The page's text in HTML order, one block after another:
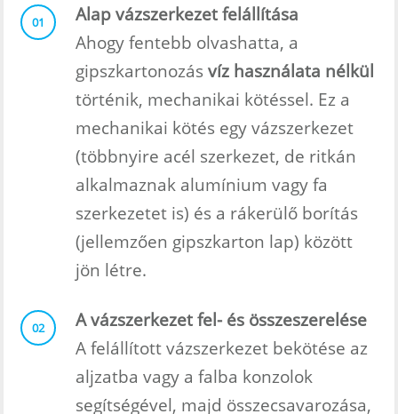
01
Alap vázszerkezet felállítása
Ahogy fentebb olvashatta, a
gipszkartonozás víz használata nélkül
történik, mechanikai kötéssel. Ez a
mechanikai kötés egy vázszerkezet
(többnyire acél szerkezet, de ritkán
alkalmaznak alumínium vagy fa
szerkezetet is) és a rákerülő borítás
(jellemzően gipszkarton lap) között
jön létre.
02
A vázszerkezet fel- és összeszerelése
A felállított vázszerkezet bekötése az
aljzatba vagy a falba konzolok
segítségével, majd összecsavarozása,